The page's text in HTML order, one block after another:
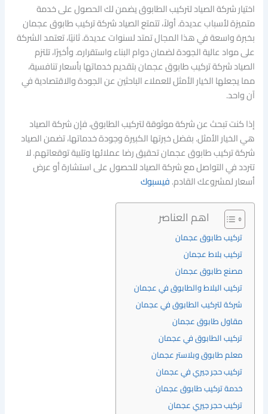
اختيار شركة الصياد لتركيب الطابوق يضمن لك الحصول على خدمة
متميزة لأسباب عديدة. أولاً، تتمتع الصياد شركة تركيب طابوق عجمان
بخبرة واسعة في هذا المجال تمتد لسنوات عديدة. ثانيًا، تعتمد الشركة
على مواد عالية الجودة لضمان دوام البناء واستقراره. وأخيرًا، تلتزم
الصياد شركة تركيب طابوق عجمان بتقديم خدماتها بأسعار تنافسية،
مما يجعلها الخيار الأمثل للعملاء الباحثين عن الجودة والاقتصادية في
آن واحد.
إذا كنت تبحث عن شركة موثوقة لتركيب الطابوق، فإن شركة الصياد
هي الخيار الأمثل. بفضل خبرتها الكبيرة وجودة خدماتها، تضمن الصياد
شركة تركيب طابوق عجمان تحقيق رضا عملائها وتلبية توقعاتهم. لا
تتردد في التواصل مع شركة الصياد للحصول على استشارة أو عرض
أسعار لمشروعك القادم.فيسبوك
اهم العناصر
تركيب طابوق عجمان
تركيب بلاط عجمان
مصنع طابوق عجمان
تركيب البلاط والطابوق في عجمان
شركة لتركيب الطابوق في عجمان
مقاول طابوق عجمان
تركيب الطابوق في عجمان
معلم طابوق وبلاستر عجمان
تركيب حجر جيري في عجمان
خدمة تركيب طابوق عجمان
تركيب حجر جيري عجمان